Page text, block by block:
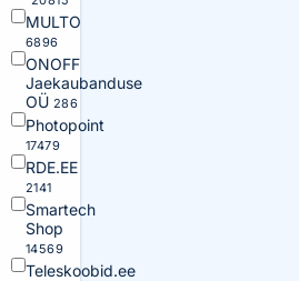
MULTO
6896
ONOFF
Jaekaubanduse
OÜ 286
Photopoint
17479
RDE.EE
2141
Smartech
Shop
14569
Teleskoobid.ee